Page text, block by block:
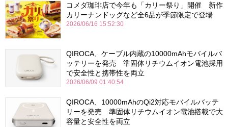
コメダ珈琲店で今年も「カリー祭り」開催 新作
カリーナンドッグなど全6品が季節限定で登場
2026/06/16 15:52:30
QIROCA、ケーブル内蔵の10000mAhモバイルバ
ッテリーを発売 準固体リチウムイオン電池採用
で安全性と携帯性を両立
2026/06/09 01:40:54
QIROCA、10000mAhのQi2対応モバイルバッテ
リーを発売 準固体リチウムイオン電池搭載で大
容量と安全性を両立